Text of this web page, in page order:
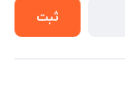
ثبت